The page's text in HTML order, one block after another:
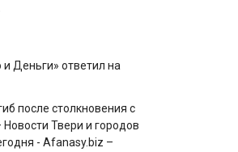
Деньги» ответил на
после столкновения с
Твери и городов
- Afanasy.biz –